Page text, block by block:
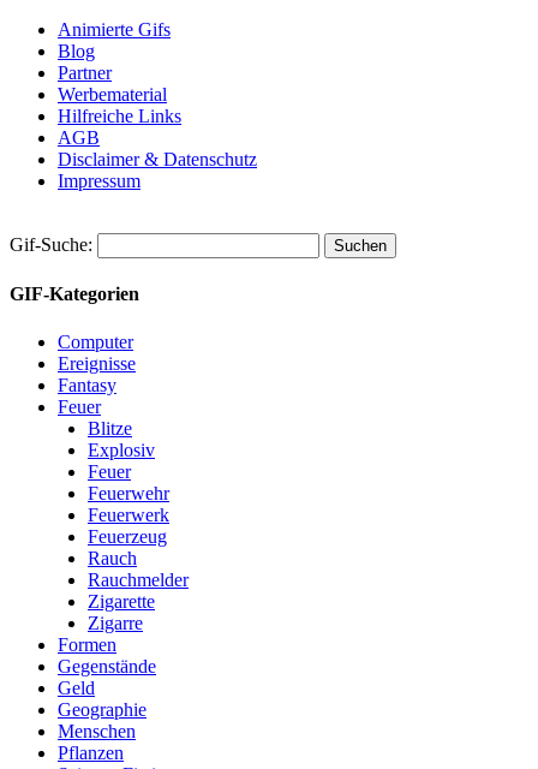
Animierte Gifs
Blog
Partner
Werbematerial
Hilfreiche Links
AGB
Disclaimer & Datenschutz
Impressum
Gif-Suche:
GIF-Kategorien
Computer
Ereignisse
Fantasy
Feuer
Blitze
Explosiv
Feuer
Feuerwehr
Feuerwerk
Feuerzeug
Rauch
Rauchmelder
Zigarette
Zigarre
Formen
Gegenstände
Geld
Geographie
Menschen
Pflanzen